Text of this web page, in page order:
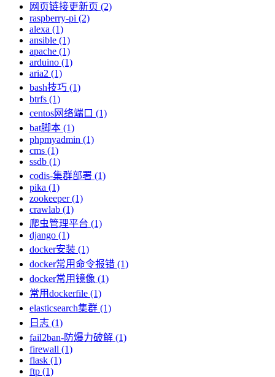
网页链接更新页 (2)
raspberry-pi (2)
alexa (1)
ansible (1)
apache (1)
arduino (1)
aria2 (1)
bash技巧 (1)
btrfs (1)
centos网络端口 (1)
bat脚本 (1)
phpmyadmin (1)
cms (1)
ssdb (1)
codis-集群部署 (1)
pika (1)
zookeeper (1)
crawlab (1)
爬虫管理平台 (1)
django (1)
docker安装 (1)
docker常用命令报错 (1)
docker常用镜像 (1)
常用dockerfile (1)
elasticsearch集群 (1)
日志 (1)
fail2ban-防爆力破解 (1)
firewall (1)
flask (1)
ftp (1)